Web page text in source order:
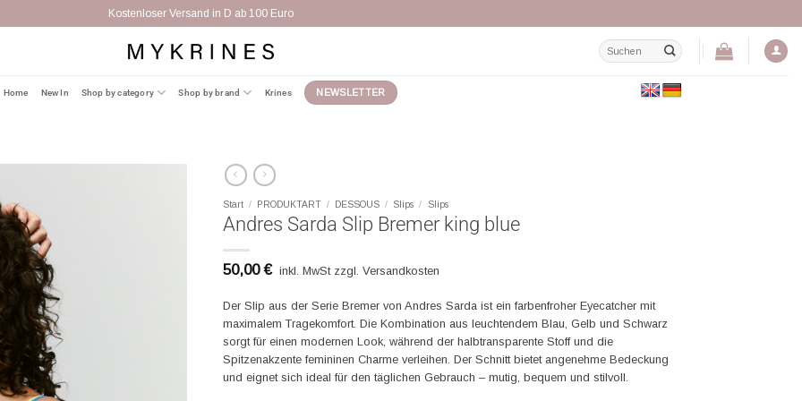
Kostenloser Versand in D ab 100 Euro
Suchen
nach:
Home New In Shop by category Shop by brand Krines NEWSLETTER
Start / PRODUKTART / DESSOUS / Slips / Slips
Andres Sarda Slip Bremer king blue
50,00€ inkl. MwSt zzgl. Versandkosten
Der Slip aus der Serie Bremer von Andres Sarda ist ein farbenfroher Eyecatcher mit
maximalem Tragekomfort. Die Kombination aus leuchtendem Blau, Gelb und Schwarz
sorgt für einen modernen Look, während der halbtransparente Stoff und die
Spitzenakzente femininen Charme verleihen. Der Schnitt bietet angenehme Bedeckung
und eignet sich ideal für den täglichen Gebrauch – mutig, bequem und stilvoll.